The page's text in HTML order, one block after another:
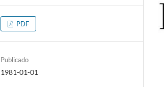
PDF
Publicado
1981-01-01